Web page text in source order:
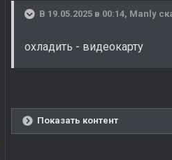
В 19.05.2025 в 00:14, Manly
охладить - видеокарту
Показать контент